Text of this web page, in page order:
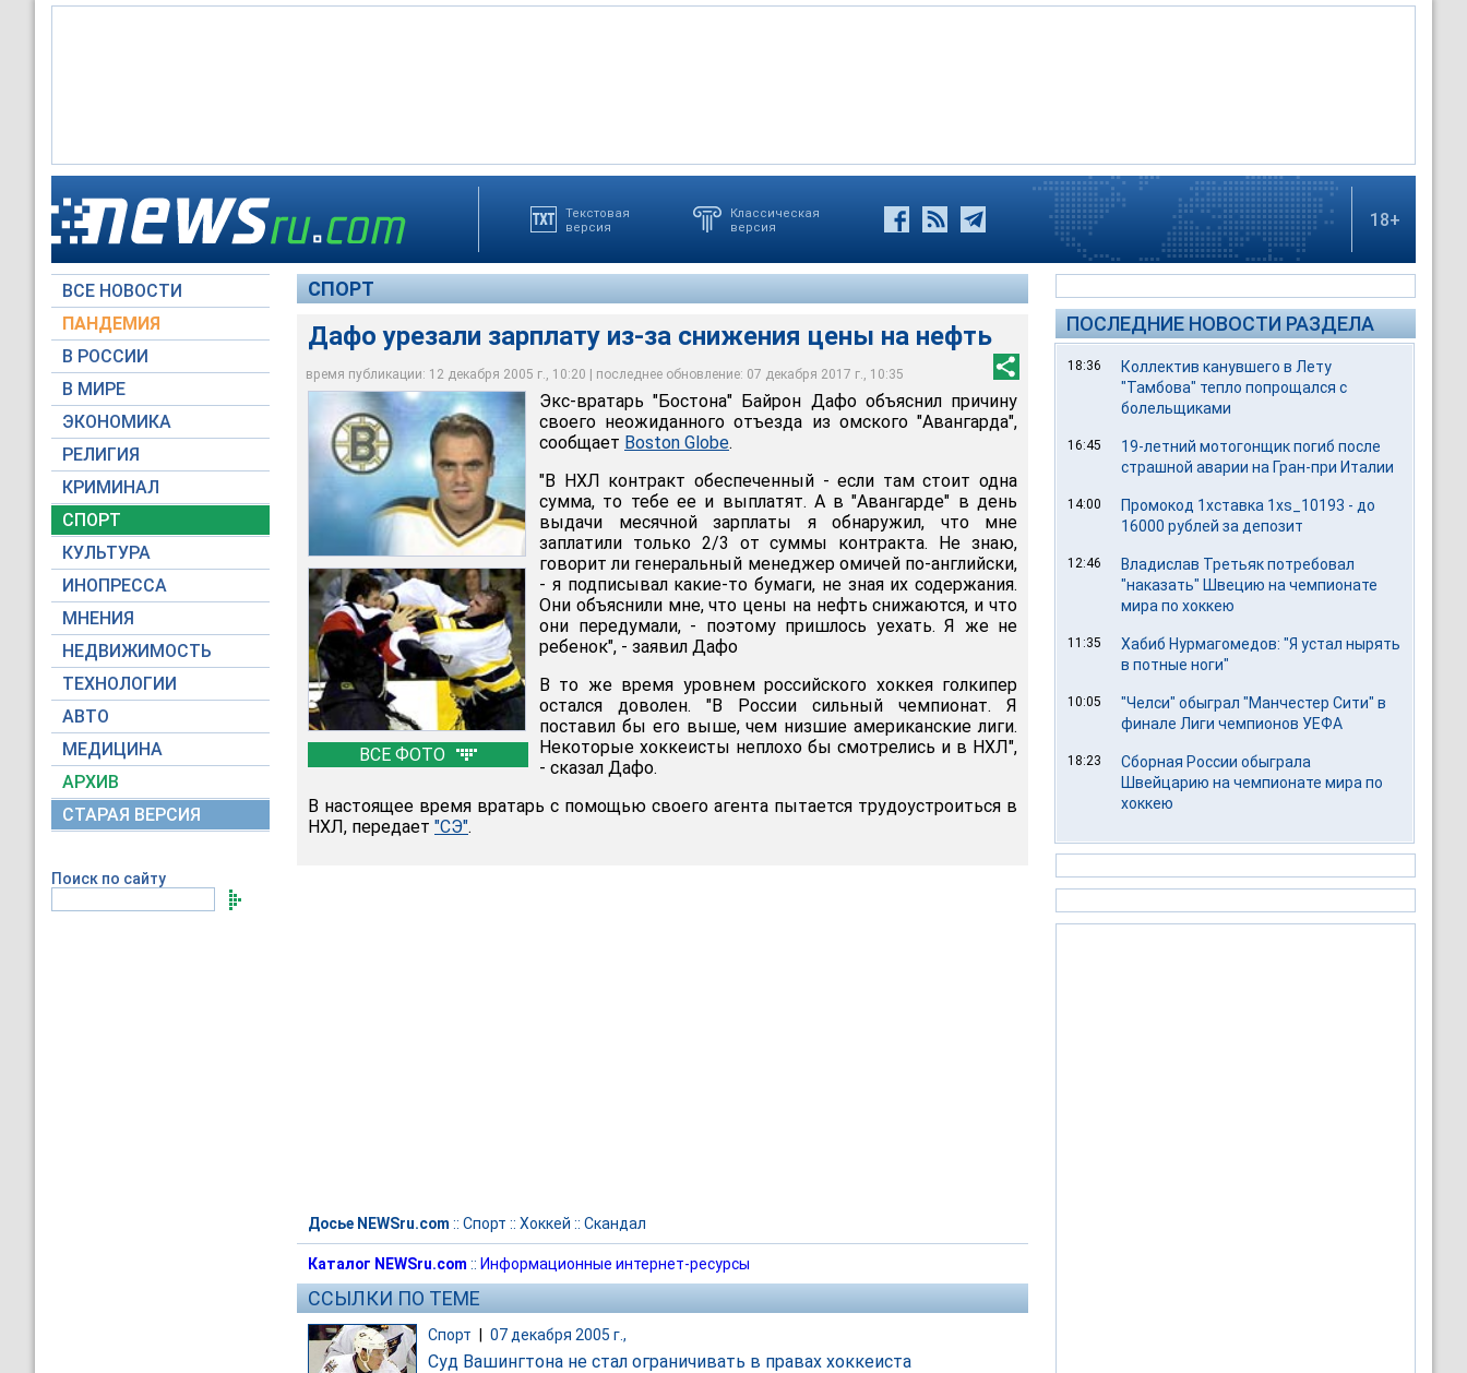
Текстовая
версия
Классическая
версия
18+
ВСЕ НОВОСТИ
ПАНДЕМИЯ
В РОССИИ
В МИРЕ
ЭКОНОМИКА
РЕЛИГИЯ
КРИМИНАЛ
СПОРТ
КУЛЬТУРА
ИНОПРЕССА
МНЕНИЯ
НЕДВИЖИМОСТЬ
ТЕХНОЛОГИИ
АВТО
МЕДИЦИНА
АРХИВ
СТАРАЯ ВЕРСИЯ
Поиск по сайту
СПОРТ
Дафо урезали зарплату из-за снижения цены на нефть
время публикации: 12 декабря 2005 г., 10:20 | последнее обновление: 07 декабря 2017 г., 10:35
ВСЕ ФОТО
Дафо урезали зарплату из-за снижения цены на нефть
Архив NEWSru.com
Дафо урезали зарплату из-за снижения цены на нефть
Архив NEWSru.com
Дафо урезали зарплату из-за снижения цены на нефть
Архив NEWSru.com
Экс-вратарь "Бостона" Байрон Дафо объяснил причину
своего неожиданного отъезда из омского "Авангарда",
сообщает Boston Globe.
"В НХЛ контракт обеспеченный - если там стоит одна
сумма, то тебе ее и выплатят. А в "Авангарде" в день
выдачи месячной зарплаты я обнаружил, что мне
заплатили только 2/3 от суммы контракта. Не знаю,
говорит ли генеральный менеджер омичей по-английски,
- я подписывал какие-то бумаги, не зная их содержания.
Они объяснили мне, что цены на нефть снижаются, и что
они передумали, - поэтому пришлось уехать. Я же не
ребенок", - заявил Дафо
В то же время уровнем российского хоккея голкипер
остался доволен. "В России сильный чемпионат. Я
поставил бы его выше, чем низшие американские лиги.
Некоторые хоккеисты неплохо бы смотрелись и в НХЛ",
- сказал Дафо.
В настоящее время вратарь с помощью своего агента пытается трудоустроиться в
НХЛ, передает "СЭ".
Досье NEWSru.com :: Спорт :: Хоккей :: Скандал
Каталог NEWSru.com :: Информационные интернет-ресурсы
ССЫЛКИ ПО ТЕМЕ
Спорт 07 декабря 2005 г.,
Суд Вашингтона не стал ограничивать в правах хоккеиста
ПОСЛЕДНИЕ НОВОСТИ РАЗДЕЛА
18:36
Коллектив канувшего в Лету
"Тамбова" тепло попрощался с
болельщиками
16:45
19-летний мотогонщик погиб после
страшной аварии на Гран-при Италии
14:00
Промокод 1хставка 1xs_10193 - до
16000 рублей за депозит
12:46
Владислав Третьяк потребовал
"наказать" Швецию на чемпионате
мира по хоккею
11:35
Хабиб Нурмагомедов: "Я устал нырять
в потные ноги"
10:05
"Челси" обыграл "Манчестер Сити" в
финале Лиги чемпионов УЕФА
18:23
Сборная России обыграла
Швейцарию на чемпионате мира по
хоккею